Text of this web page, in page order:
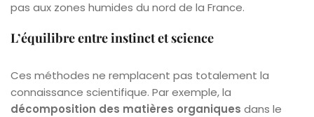
pas aux zones humides du nord de la France.
L’équilibre entre instinct et science
Ces méthodes ne remplacent pas totalement la
connaissance scientifique. Par exemple, la
décomposition des matières organiques dans le